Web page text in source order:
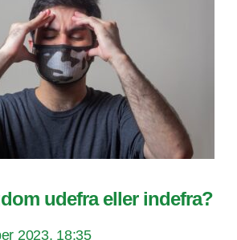
udefra eller indefra?
2023, 18:35